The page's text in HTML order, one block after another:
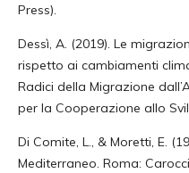
Press).
Dessì, A. (2019). Le
rispetto ai cambiamenti
Radici della Migrazione
per la Cooperazione allo
Di Comite, L., & Moretti, E.
Mediterraneo. Roma: